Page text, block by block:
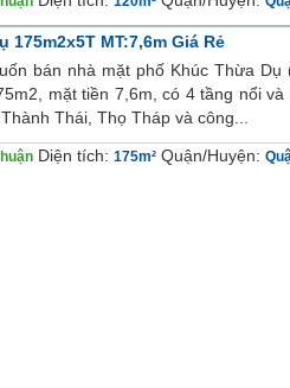
175m2x5T MT:7,6m Giá Rẻ
bán nhà mặt phố Khúc Thừa
mặt tiền 7,6m, có 4 tầng nổi
Thái, Thọ Tháp và công...
Diện tích: 175m² Quận/Huyện: